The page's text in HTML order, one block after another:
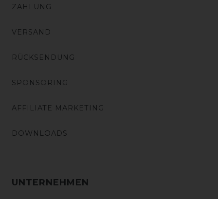
ZAHLUNG
VERSAND
RÜCKSENDUNG
SPONSORING
AFFILIATE MARKETING
DOWNLOADS
UNTERNEHMEN